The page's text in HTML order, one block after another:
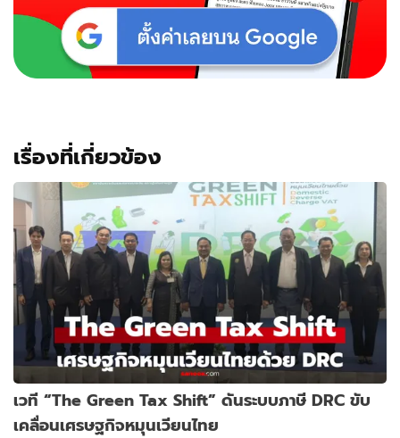
เรื่องที่เกี่ยวข้อง
เวที “The Green Tax Shift” ดันระบบภาษี DRC ขับ
เคลื่อนเศรษฐกิจหมุนเวียนไทย